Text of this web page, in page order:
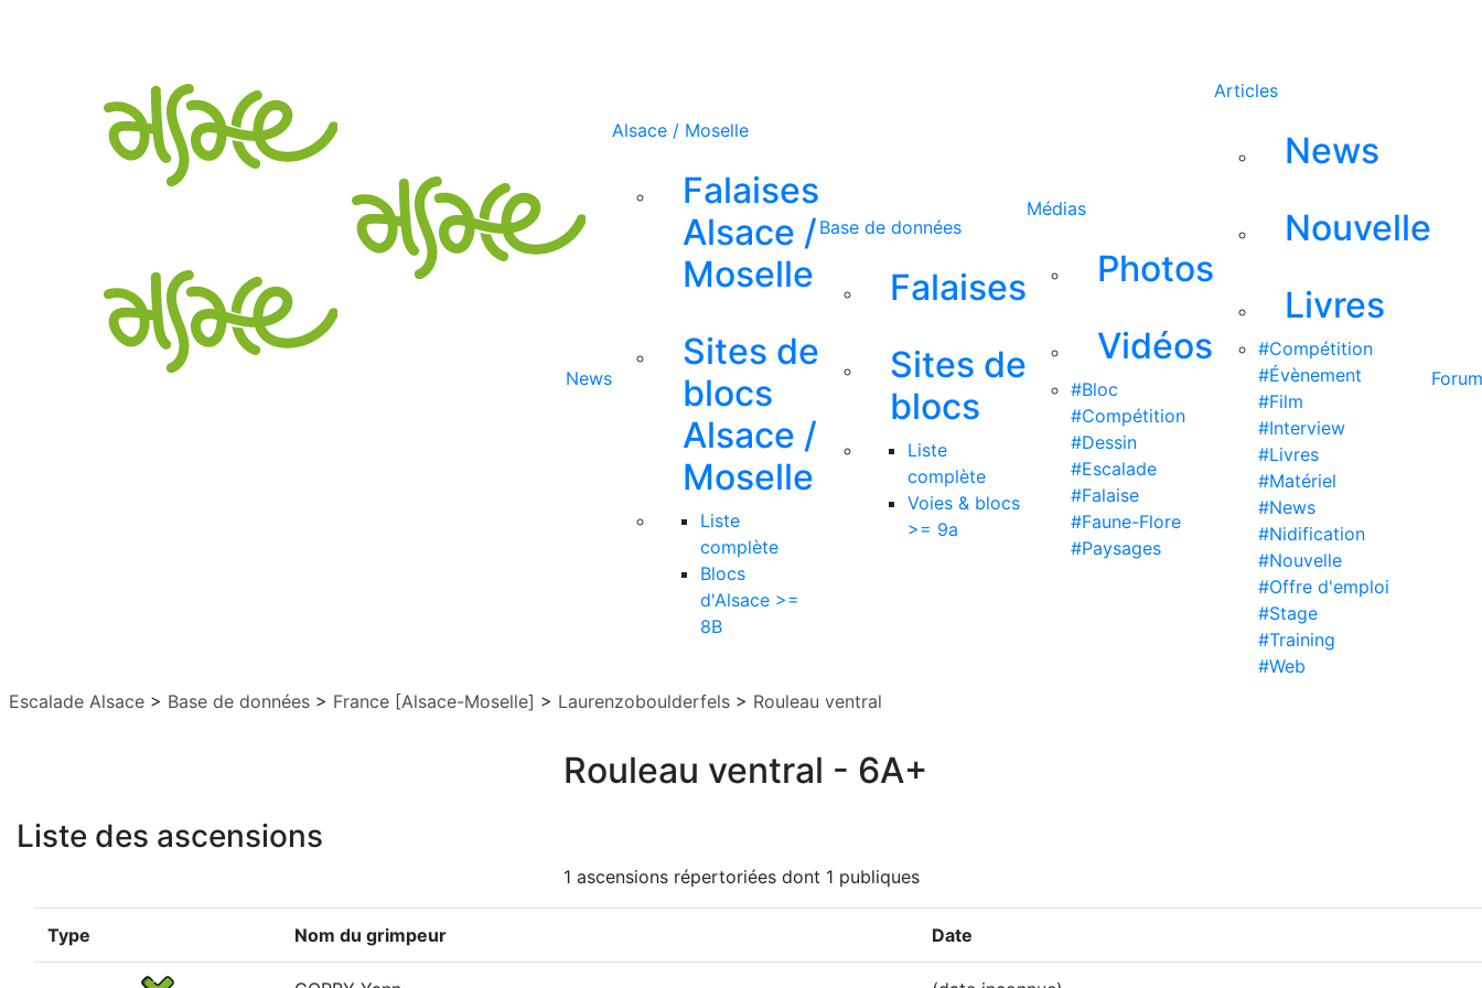
News
Alsace / Moselle
Falaises
Alsace /
Moselle
Sites de
blocs
Alsace /
Moselle
Liste
complète
Blocs
d'Alsace >=
8B
Base de données
Falaises
Sites de
blocs
Liste
complète
Voies & blocs
>= 9a
Médias
Photos
Vidéos
#Bloc
#Compétition
#Dessin
#Escalade
#Falaise
#Faune-Flore
#Paysages
Articles
News
Nouvelle
Livres
#Compétition
#Évènement
#Film
#Interview
#Livres
#Matériel
#News
#Nidification
#Nouvelle
#Offre d'emploi
#Stage
#Training
#Web
Forum
Escalade Alsace > Base de données > France [Alsace-Moselle] > Laurenzoboulderfels > Rouleau ventral
Rouleau ventral - 6A+
Liste des ascensions
1 ascensions répertoriées dont 1 publiques
Type Nom du grimpeur Date